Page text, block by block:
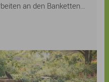
an den Banketten
die Straße voll gesperrt